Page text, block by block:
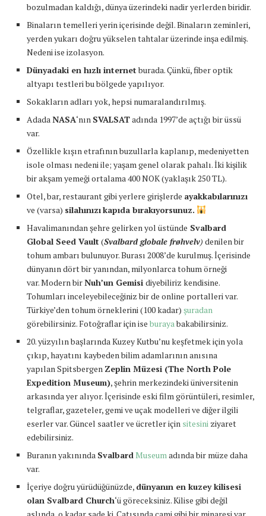
bozulmadan kaldığı, dünya üzerindeki nadir yerlerden biridir.
Binaların temelleri yerin içerisinde değil. Binaların zeminleri,
yerden yukarı doğru yükselen tahtalar üzerinde inşa edilmiş.
Nedeni ise izolasyon.
Dünyadaki en hızlı internetburada. Çünkü, fiber optik
altyapı testleri bu bölgede yapılıyor.
Sokakların adları yok, hepsi numaralandırılmış.
AdadaNASA‘nın SVALSATadında 1997’de açtığı bir üssü
var.
Özellikle kışın etrafının buzullarla kaplanıp, medeniyetten
isole olması nedeni ile; yaşam genel olarak pahalı. İki kişilik
bir akşam yemeği ortalama 400 NOK (yaklaşık 250 TL).
Otel, bar, restaurant gibi yerlere girişlerde ayakkabılarınızı
ve (varsa) silahınızıkapıda bırakıyorsunuz.
Havalimanından şehre gelirken yol üstünde Svalbard
Global Seed Vault (Svalbard globale frøhvelv) denilen bir
tohum ambarı bulunuyor. Burası 2008’de kurulmuş. İçerisinde
dünyanın dört bir yanından, milyonlarca tohum örneği
var. Modern birNuh’un Gemisi diyebiliriz kendisine.
Tohumları inceleyebileceğiniz bir de online portalleri var.
Türkiye’den tohum örneklerini (100 kadar) şuradan
görebilirsiniz. Fotoğraflar için ise burayabakabilirsiniz.
20. yüzyılın başlarında Kuzey Kutbu’nu keşfetmek için yola
çıkıp, hayatını kaybeden bilim adamlarının anısına
yapılan Spitsbergen Zeplin Müzesi (The North Pole
Expedition Museum), şehrin merkezindeki üniversitenin
arkasında yer alıyor. İçerisinde eski film görüntüleri, resimler,
telgraflar, gazeteler, gemi ve uçak modelleri ve diğer ilgili
eserler var. Güncel saatler ve ücretler için sitesini ziyaret
edebilirsiniz.
Buranın yakınında SvalbardMuseumadında bir müze daha
var.
İçeriye doğru yürüdüğünüzde, dünyanın en kuzey kilisesi
olan Svalbard Church‘ü göreceksiniz. Kilise gibi değil